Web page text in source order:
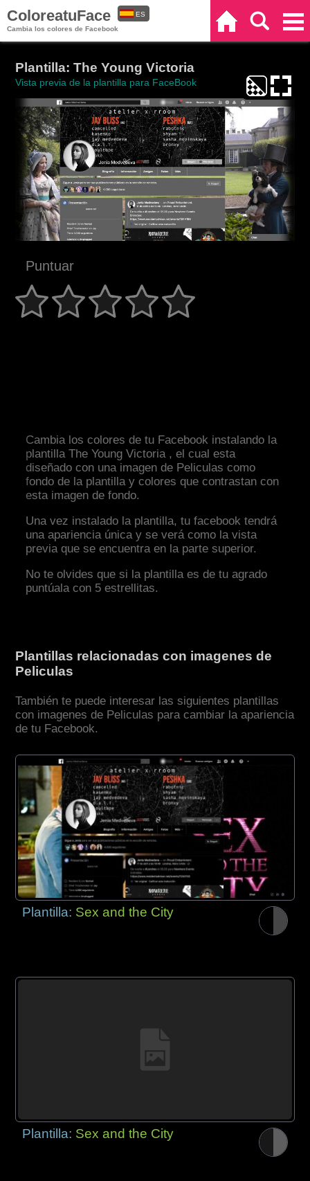
ColoreatuFace
Cambia los colores de Facebook
ES
Plantilla: The Young Victoria
Vista previa de la plantilla para FaceBook
Puntuar
Cambia los colores de tu Facebook instalando la
plantilla The Young Victoria , el cual esta
diseñado con una imagen de Peliculas como
fondo de la plantilla y colores que contrastan con
esta imagen de fondo.
Una vez instalado la plantilla, tu facebook tendrá
una apariencia única y se verá como la vista
previa que se encuentra en la parte superior.
No te olvides que si la plantilla es de tu agrado
puntúala con 5 estrellitas.
Plantillas relacionadas con imagenes de
Peliculas
También te puede interesar las siguientes plantillas
con imagenes de Peliculas para cambiar la apariencia
de tu Facebook.
Plantilla: Sex and the City
Plantilla: Sex and the City